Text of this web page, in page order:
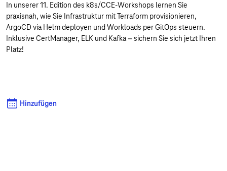
Hinzufügen
In unserer 11. Edition des k8s/CCE-Workshops lernen Sie
praxisnah, wie Sie Infrastruktur mit Terraform provisionieren,
ArgoCD via Helm deployen und Workloads per GitOps steuern.
Inklusive CertManager, ELK und Kafka – sichern Sie sich jetzt Ihren
Platz!